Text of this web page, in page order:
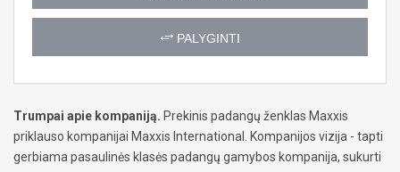
PALYGINTI
Trumpai apie kompaniją. Prekinis padangų ženklas Maxxis
priklauso kompanijai Maxxis International. Kompanijos vizija - tapti
gerbiama pasaulinės klasės padangų gamybos kompanija, sukurti